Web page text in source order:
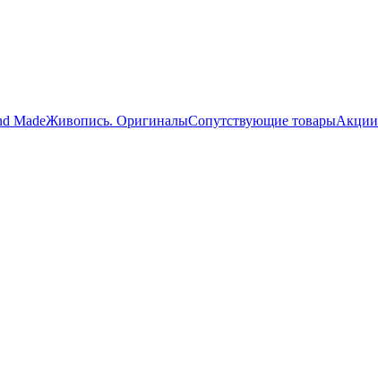
MadeЖивопись. ОригиналыСопутствующие товарыАкции